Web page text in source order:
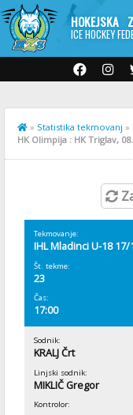
HOKEJSKA
ICE HOCKEY
» Statistika tekmovanj »
HK Olimpija : HK Triglav,
Tekmovanje:
IHL Mladinci U-18 17/
Št. tekme:
23
Čas:
17:00
Sodnik:
KRALJ Črt
Linjski sodnik:
MIKLIČ Gregor
Kontrolor: